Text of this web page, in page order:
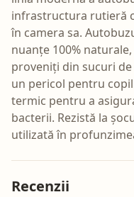
infrastructura rutieră
în camera sa.
nuanțe 100%
proveniți din sucuri
un pericol pentru
termic pentru a
bacterii. Rezistă la
utilizată în
Recenzii